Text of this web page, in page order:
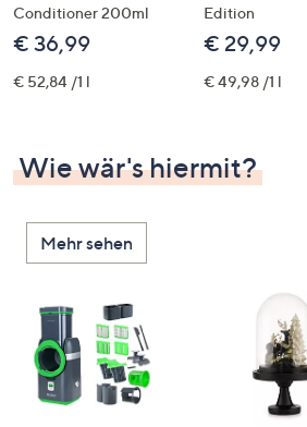
Conditioner 200ml
€ 36,99
€ 52,84 /1 l
Edition
€ 29,99
€ 49,98 /1 l
Wie wär's hiermit?
Mehr sehen